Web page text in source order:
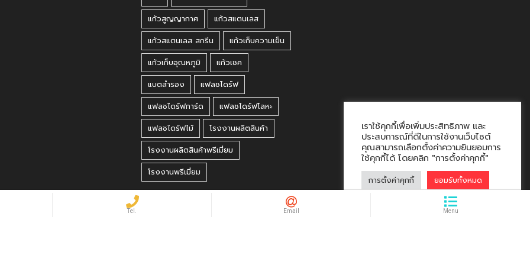
แก้วสูญญากาศ
แก้วสแตนเลส
แก้วสแตนเลส สกรีน
แก้วเก็บความเย็น
แก้วเก็บอุณหภูมิ
แก้วเชค
แบตสำรอง
แฟลชไดร์ฟ
แฟลชไดร์ฟการ์ด
แฟลชไดร์ฟโลหะ
แฟลชไดร์ฟไม้
โรงงานผลิตสินค้า
โรงงานผลิตสินค้าพรีเมี่ยม
โรงงานพรีเมี่ยม
เราใช้คุกกี้เพื่อเพิ่มประสิทธิภาพ และ
ประสบการณ์ที่ดีในการใช้งานเว็บไซต์
คุณสามารถเลือกตั้งค่าความยินยอมการ
ใช้คุกกี้ได้ โดยคลิก "การตั้งค่าคุกกี้"
การตั้งค่าคุกกี้ ยอมรับทั้งหมด